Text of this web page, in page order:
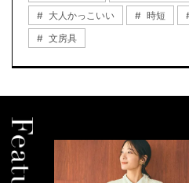
大人かっこいい
時短
文房具